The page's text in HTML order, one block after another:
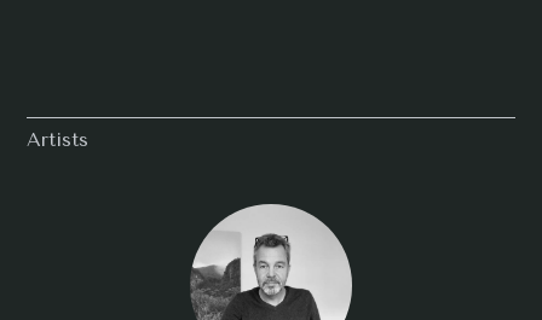
地觀察事物的本質、人在觀看事物間的關係，深刻思索自
身對日常之感知，並將這些經驗以富有詩意的方式，細膩
而純粹地，透過作品將它們返照至這個世界。本次展出
Artists